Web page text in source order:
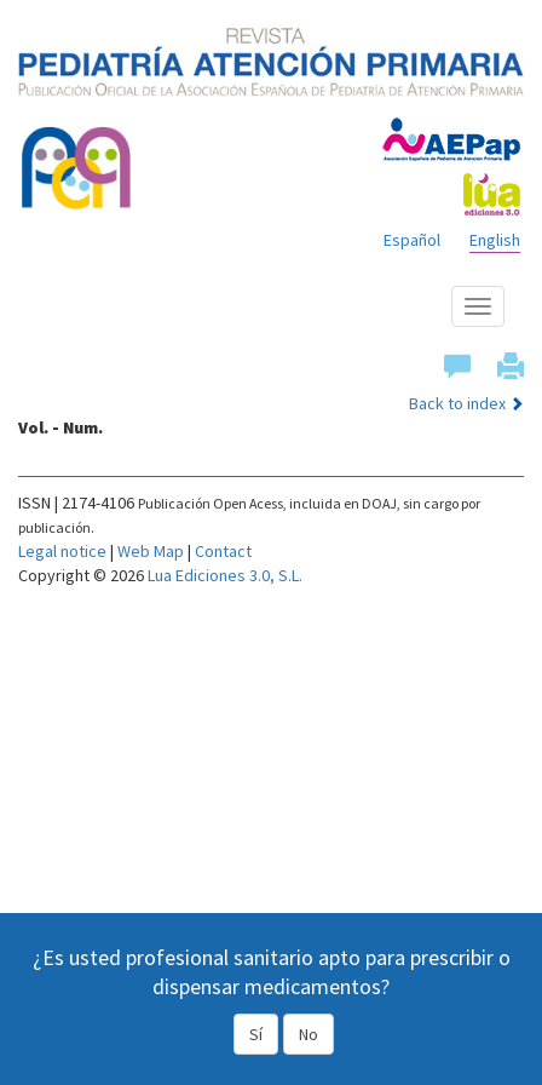
English
Español
Show
menu
Back to index
Vol. - Num.
¿Es usted profesional sanitario apto para prescribir o
dispensar medicamentos?
Sí No
ISSN | 2174-4106 Publicación Open Acess, incluida en DOAJ, sin cargo por
publicación.
Legal notice | Web Map | Contact
Copyright © 2026Lua Ediciones 3.0, S.L.